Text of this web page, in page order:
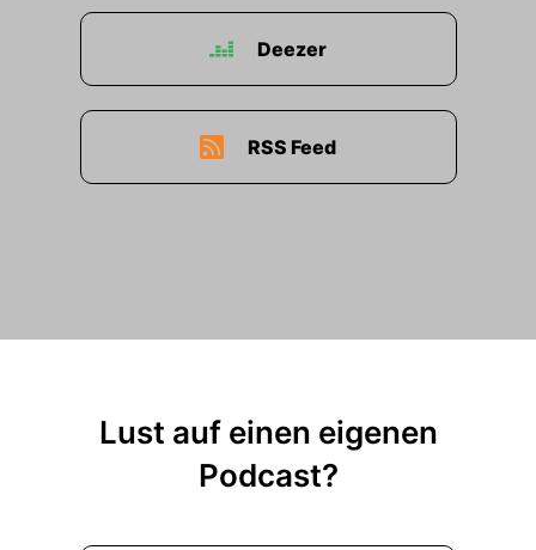
Deezer
RSS Feed
Lust auf einen eigenen
Podcast?